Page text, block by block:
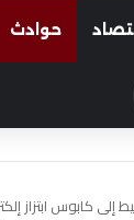
حوادث
كابوس ابتزاز